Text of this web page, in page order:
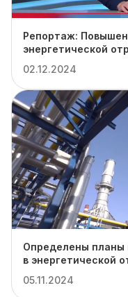
Репортаж:
энергетической
02.12.2024
Определены планы
в энергетической
05.11.2024